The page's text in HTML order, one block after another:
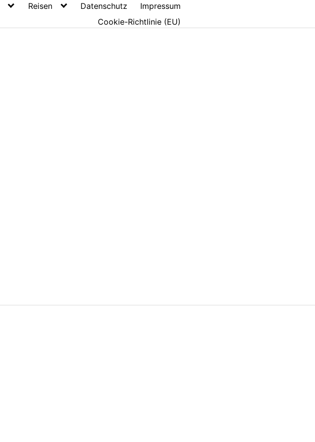
Reisen Datenschutz
Impressum
Cookie-Richtlinie (EU)